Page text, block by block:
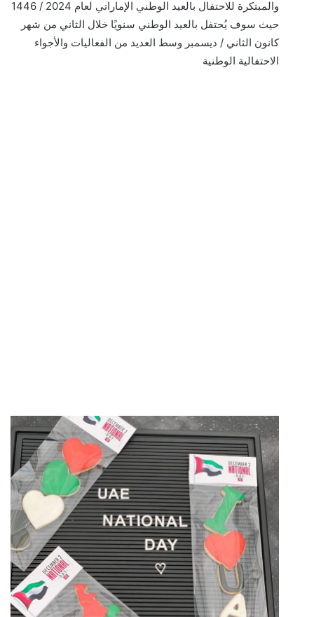
والمبتكرة للاحتفال بالعيد الوطني الإماراتي لعام 2024 / 1446
حيث سوف يُحتفل بالعيد الوطني سنويًا خلال الثاني من شهر
كانون الثاني / ديسمبر وسط العديد من الفعاليات والأجواء
الاحتفالية الوطنية